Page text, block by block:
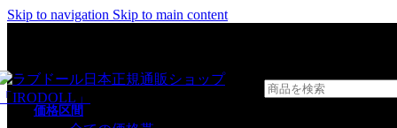
Skip to navigation Skip to main content
価格区間